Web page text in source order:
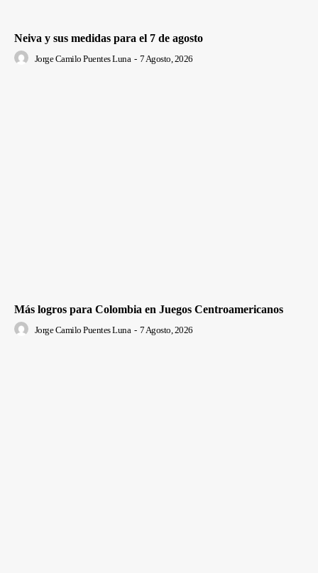
Neiva y sus medidas para el 7 de agosto
Jorge Camilo Puentes Luna - 7 Agosto, 2026
Más logros para Colombia en Juegos Centroamericanos
Jorge Camilo Puentes Luna - 7 Agosto, 2026